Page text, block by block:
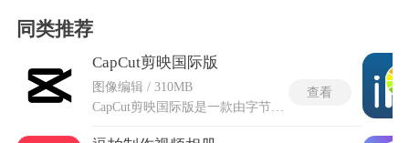
同类推荐
CapCut剪映国际版
图像编辑 / 310MB
查看